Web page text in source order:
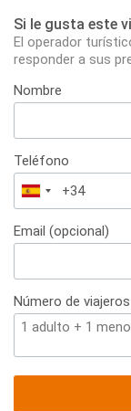
Si le gusta este
El operador
responder a sus
Nombre
Teléfono
España
+34
Email (opcional)
Número de